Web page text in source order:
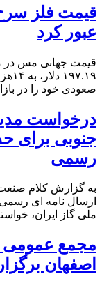
عبور کرد
صعودی خود را در
درخواست
جنوبی برای
رسمی
به گزارش کلام
ارسال نامه ای
ملی گاز ایران،
مجمع عمومی
اصفهان